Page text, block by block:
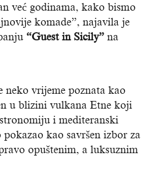
već godinama, kako bismo
komade”, najavila je
“Guest in Sicily” na
neko vrijeme poznata kao
u blizini vulkana Etne koji
i mediteranski
kao savršen izbor za
opuštenim, a luksuznim